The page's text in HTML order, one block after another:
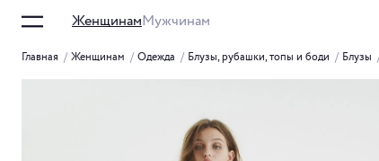
ЖенщинамМужчинам
Главная / Женщинам / Одежда / Блузы, рубашки, топы и боди / Блузы